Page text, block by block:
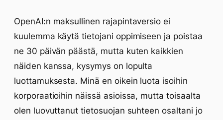
OpenAI:n maksullinen rajapintaversio ei
kuulemma käytä tietojani oppimiseen ja poistaa
ne 30 päivän päästä, mutta kuten kaikkien
näiden kanssa, kysymys on lopulta
luottamuksesta. Minä en oikein luota isoihin
korporaatioihin näissä asioissa, mutta toisaalta
olen luovuttanut tietosuojan suhteen osaltani jo